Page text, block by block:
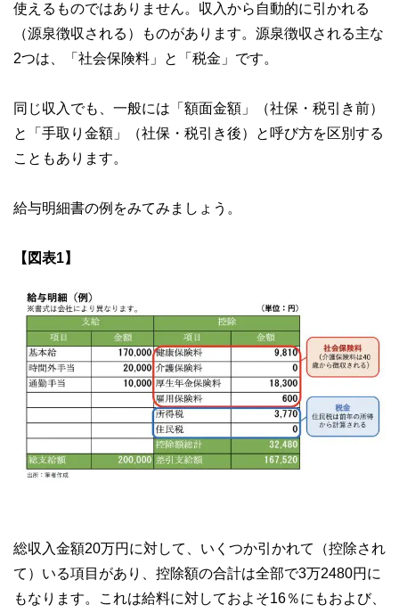
使えるものではありません。収入から自動的に引かれる
（源泉徴収される）ものがあります。源泉徴収される主な
2つは、「社会保険料」と「税金」です。
同じ収入でも、一般には「額面金額」（社保・税引き前）
と「手取り金額」（社保・税引き後）と呼び方を区別する
こともあります。
給与明細書の例をみてみましょう。
【図表1】
総収入金額20万円に対して、いくつか引かれて（控除され
て）いる項目があり、控除額の合計は全部で3万2480円に
もなります。これは給料に対しておよそ16％にもおよび、